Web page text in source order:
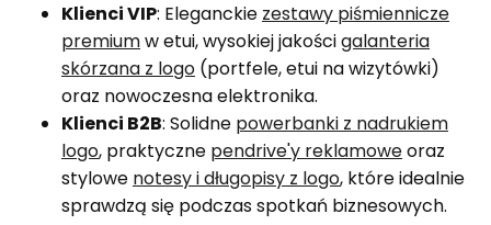
Klienci VIP: Eleganckie zestawy piśmiennicze
premiumw etui, wysokiej jakościgalanteria
skórzana z logo (portfele, etui na wizytówki)
oraz nowoczesna elektronika.
Klienci B2B: Solidne powerbanki z nadrukiem
logo, praktyczne pendrive'y reklamoweoraz
stylowe notesy i długopisy z logo, które idealnie
sprawdzą się podczas spotkań biznesowych.